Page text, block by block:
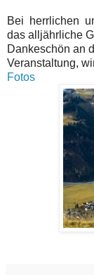
Bei herrlichen
das alljährliche
Dankeschön an
Veranstaltung,
Fotos